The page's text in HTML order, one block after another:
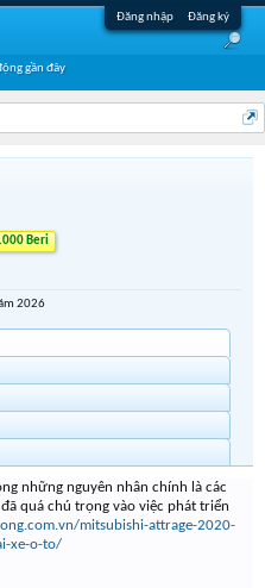
Đăng nhập Đăng ký
Beri
2026
những nguyên nhân chính là các
quá chú trọng vào việc phát triển
mitsubishi-attrage-2020-
xe-o-to/
gần đây